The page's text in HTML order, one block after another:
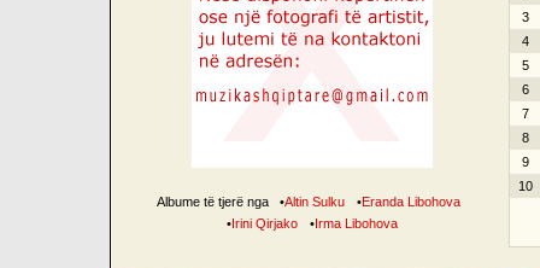
Albume të tjerë nga •Altin Sulku •Eranda Libohova
•Irini Qirjako •Irma Libohova
3
4
5
6
7
8
9
10